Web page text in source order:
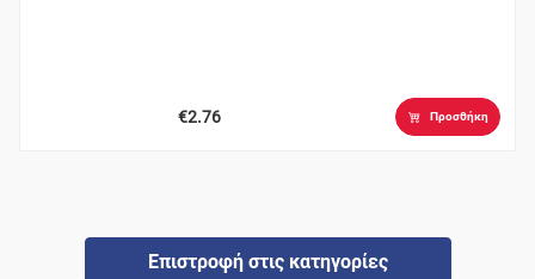
€2.76 Προσθήκη
Επιστροφή στις κατηγορίες